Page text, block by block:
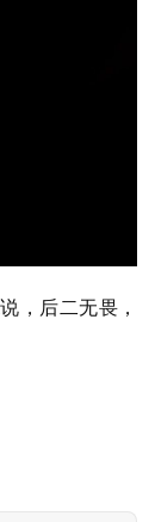
，后二无畏，